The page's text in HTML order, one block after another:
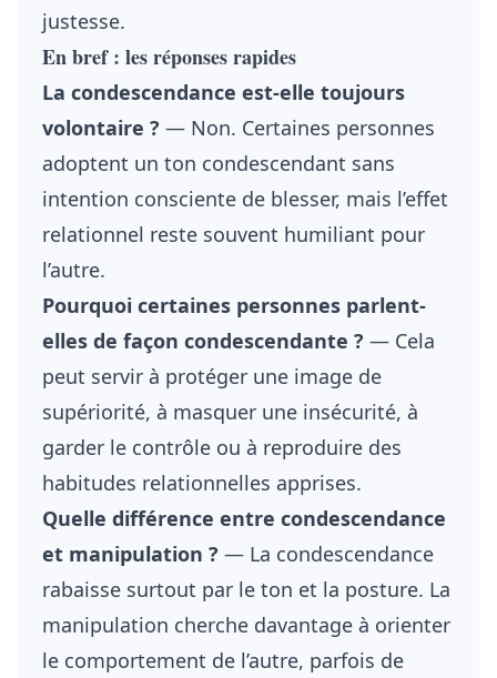
justesse.
En bref : les réponses rapides
La condescendance est-elle toujours
volontaire ? — Non. Certaines personnes
adoptent un ton condescendant sans
intention consciente de blesser, mais l’effet
relationnel reste souvent humiliant pour
l’autre.
Pourquoi certaines personnes parlent-
elles de façon condescendante ? — Cela
peut servir à protéger une image de
supériorité, à masquer une insécurité, à
garder le contrôle ou à reproduire des
habitudes relationnelles apprises.
Quelle différence entre condescendance
et manipulation ? — La condescendance
rabaisse surtout par le ton et la posture. La
manipulation cherche davantage à orienter
le comportement de l’autre, parfois de